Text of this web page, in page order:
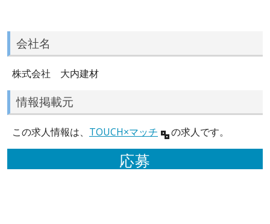
会社名
株式会社 大内建材
情報掲載元
この求人情報は、 TOUCH×マッチ の求人です。
応募